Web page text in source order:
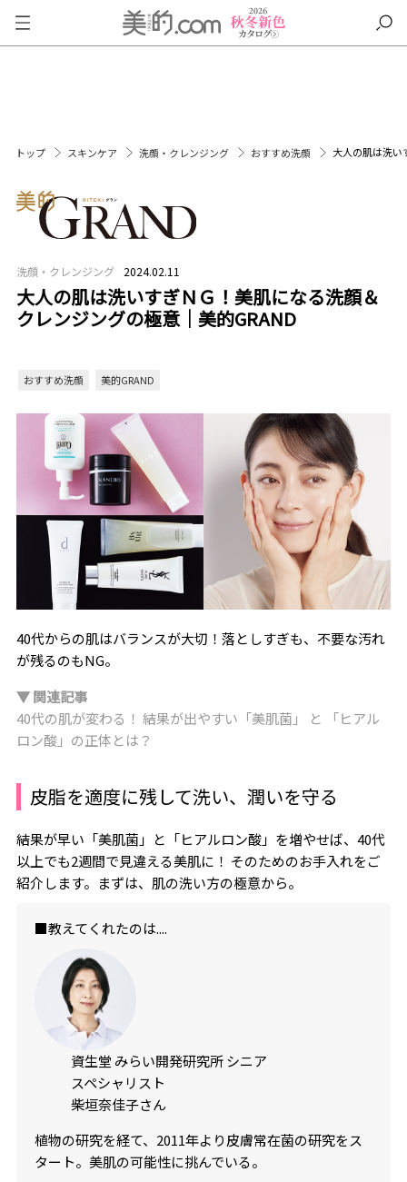
トップ スキンケア 洗顔・クレンジング おすすめ洗顔 大人の肌は洗い
洗顔・クレンジング 2024.02.11
大人の肌は洗いすぎＮＧ！美肌になる洗顔＆
クレンジングの極意｜美的GRAND
おすすめ洗顔 美的GRAND
40代からの肌はバランスが大切！落としすぎも、不要な汚れ
が残るのもNG。
▼ 関連記事
40代の肌が変わる！ 結果が出やすい「美肌菌」 と 「ヒアル
ロン酸」の正体とは？
皮脂を適度に残して洗い、潤いを守る
結果が早い「美肌菌」と「ヒアルロン酸」を増やせば、40代
以上でも2週間で見違える美肌に！ そのためのお手入れをご
紹介します。まずは、肌の洗い方の極意から。
■教えてくれたのは....
資生堂 みらい開発研究所 シニア
スペシャリスト
柴垣奈佳子さん
植物の研究を経て、2011年より皮膚常在菌の研究をス
タート。美肌の可能性に挑んでいる。